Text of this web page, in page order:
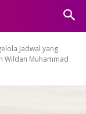
Jadwal yang
Wildan Muhammad